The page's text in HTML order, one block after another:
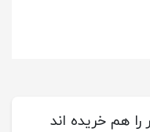
را هم خریده اند